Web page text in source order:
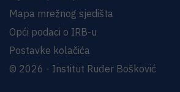
Mapa mrežnog sjedišta
Opći podaci o IRB-u
Postavke kolačića
© 2026 - Institut Ruđer Bošković